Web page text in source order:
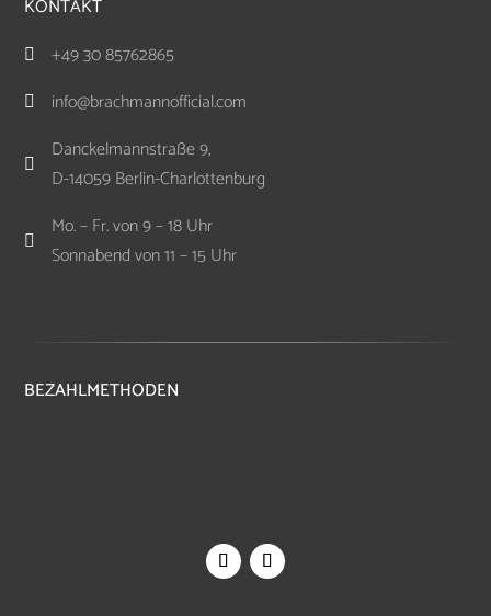
KONTAKT
 +49 30 85762865
 info@brachmannofficial.com

Danckelmannstraße 9,
D-14059 Berlin-Charlottenburg

Mo. – Fr. von 9 – 18 Uhr
Sonnabend von 11 – 15 Uhr
BEZAHLMETHODEN